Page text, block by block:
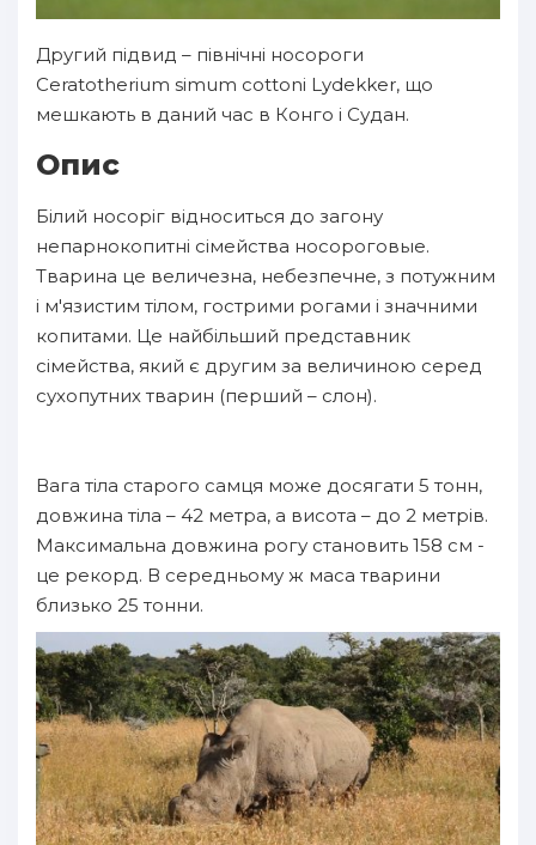
Другий підвид – північні носороги
Ceratotherium simum cottoni Lydekker, що
мешкають в даний час в Конго і Судан.
Опис
Білий носоріг відноситься до загону
непарнокопитні сімейства носороговые.
Тварина це величезна, небезпечне, з потужним
і м'язистим тілом, гострими рогами і значними
копитами. Це найбільший представник
сімейства, який є другим за величиною серед
сухопутних тварин (перший – слон).
Вага тіла старого самця може досягати 5 тонн,
довжина тіла – 42 метра, а висота – до 2 метрів.
Максимальна довжина рогу становить 158 см -
це рекорд. В середньому ж маса тварини
близько 25 тонни.